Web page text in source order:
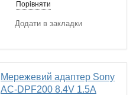
Порівняти
Додати в закладки
Мережевий адаптер Sony
AC-DPF200 8.4V 1.5A